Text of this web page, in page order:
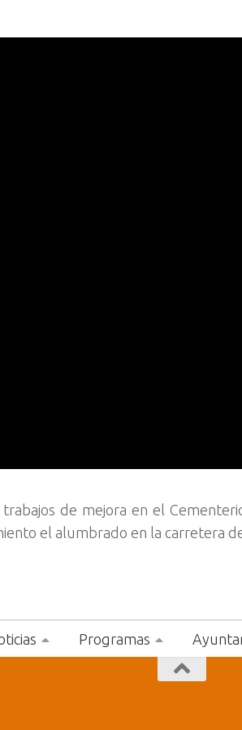
de mejora en el
el alumbrado en la carretera
Programas